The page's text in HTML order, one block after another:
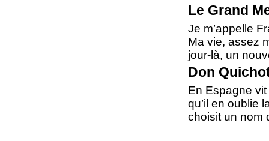
Le Grand
Je m’appelle
Ma vie, assez
jour-là, un
Don
En Espagne
qu’il en oublie
choisit un nom